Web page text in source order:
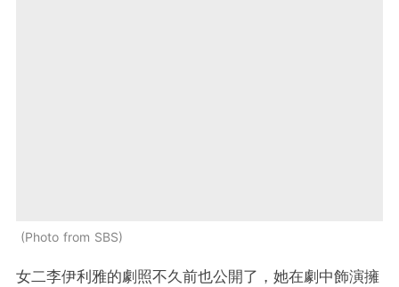
Photo from SBS
女二李伊利雅的劇照不久前也公開了，她在劇中飾演擁